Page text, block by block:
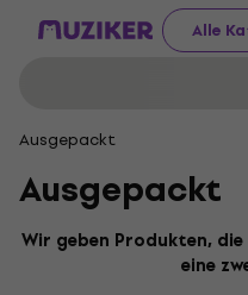
Alle
Ausgepackt
Ausgepackt
Wir geben Produkten,
eine